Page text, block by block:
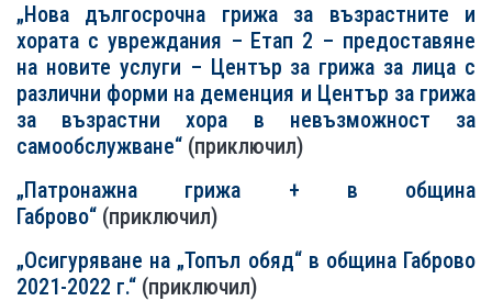
„Нова дългосрочна грижа за възрастните и
хората с увреждания – Етап 2 – предоставяне
на новите услуги – Център за грижа за лица с
различни форми на деменция и Център за грижа
за възрастни хора в невъзможност за
самообслужване“ (приключил)
„Патронажна грижа + в община
Габрово“ (приключил)
„Осигуряване на „Топъл обяд“ в община Габрово
2021-2022 г.“ (приключил)